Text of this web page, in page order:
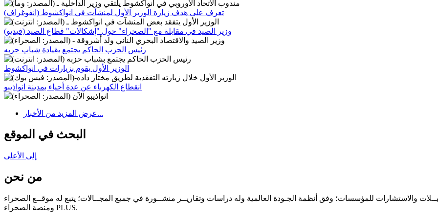
تعرف على هدف زيارة الوزير الأول لمنشآت في انواكشوط (انفوغراف)
وزير الصيد في مقابلة مع "الصحراء" حول "إشكالات" قطاع الصيد (فيديو)
رئيس الحزب الحاكم يجتمع بقيادة شباب حزبه
الوزير الأول يقوم بزيارات في انواكشوط
انقطاع الكهرباء عن عدة أحياء بمدينة انواذيبو
عرض المزيد من الأخبار...
البحث في الموقع
إلى الأعلى
من نحن
والاستشارات للمؤسسات؛ وفق أنظمة الجـودة العالمية وله دراسات وتقاريــر منشــورة في جميع المجــالات؛ يتبع له موقــع الصحراء
ومنصة الصحراء PLUS.